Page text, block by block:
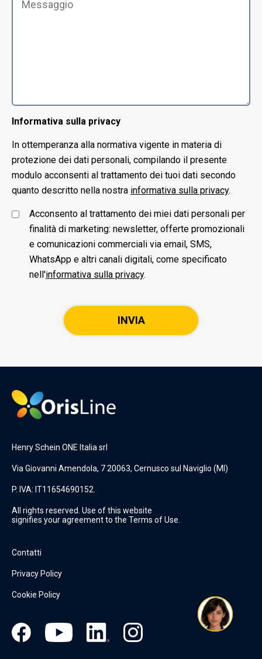
Informativa sulla privacy
In ottemperanza alla normativa vigente in materia di
protezione dei dati personali, compilando il presente
modulo acconsenti al trattamento dei tuoi dati secondo
quanto descritto nella nostra informativa sulla privacy.
Acconsento al trattamento dei miei dati personali per
finalità di marketing: newsletter, offerte promozionali
e comunicazioni commerciali via email, SMS,
WhatsApp e altri canali digitali, come specificato
nell'informativa sulla privacy.
Henry Schein ONE Italia srl
Via Giovanni Amendola, 7 20063, Cernusco sul Naviglio (MI)
P. IVA: IT11654690152.
All rights reserved. Use of this website
signifies your agreement to the Terms of Use.
Contatti
Privacy Policy
Cookie Policy